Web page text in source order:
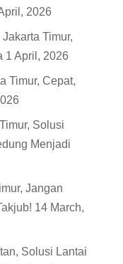
2026
Timur,
1 April, 2026
Timur, Cepat,
Solusi
Menjadi
Jangan
14 March,
Solusi Lantai